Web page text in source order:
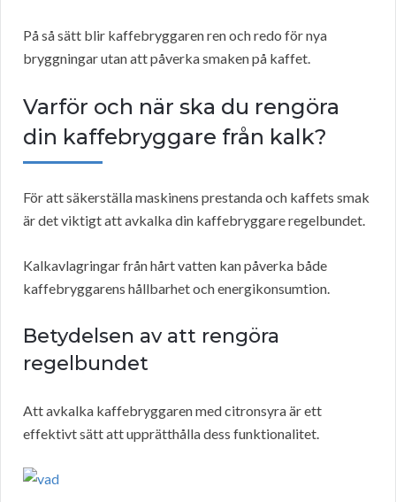
På så sätt blir kaffebryggaren ren och redo för nya
bryggningar utan att påverka smaken på kaffet.
Varför och när ska du rengöra
din kaffebryggare från kalk?
För att säkerställa maskinens prestanda och kaffets smak
är det viktigt att avkalka din kaffebryggare regelbundet.
Kalkavlagringar från hårt vatten kan påverka både
kaffebryggarens hållbarhet och energikonsumtion.
Betydelsen av att rengöra
regelbundet
Att avkalka kaffebryggaren med citronsyra är ett
effektivt sätt att upprätthålla dess funktionalitet.